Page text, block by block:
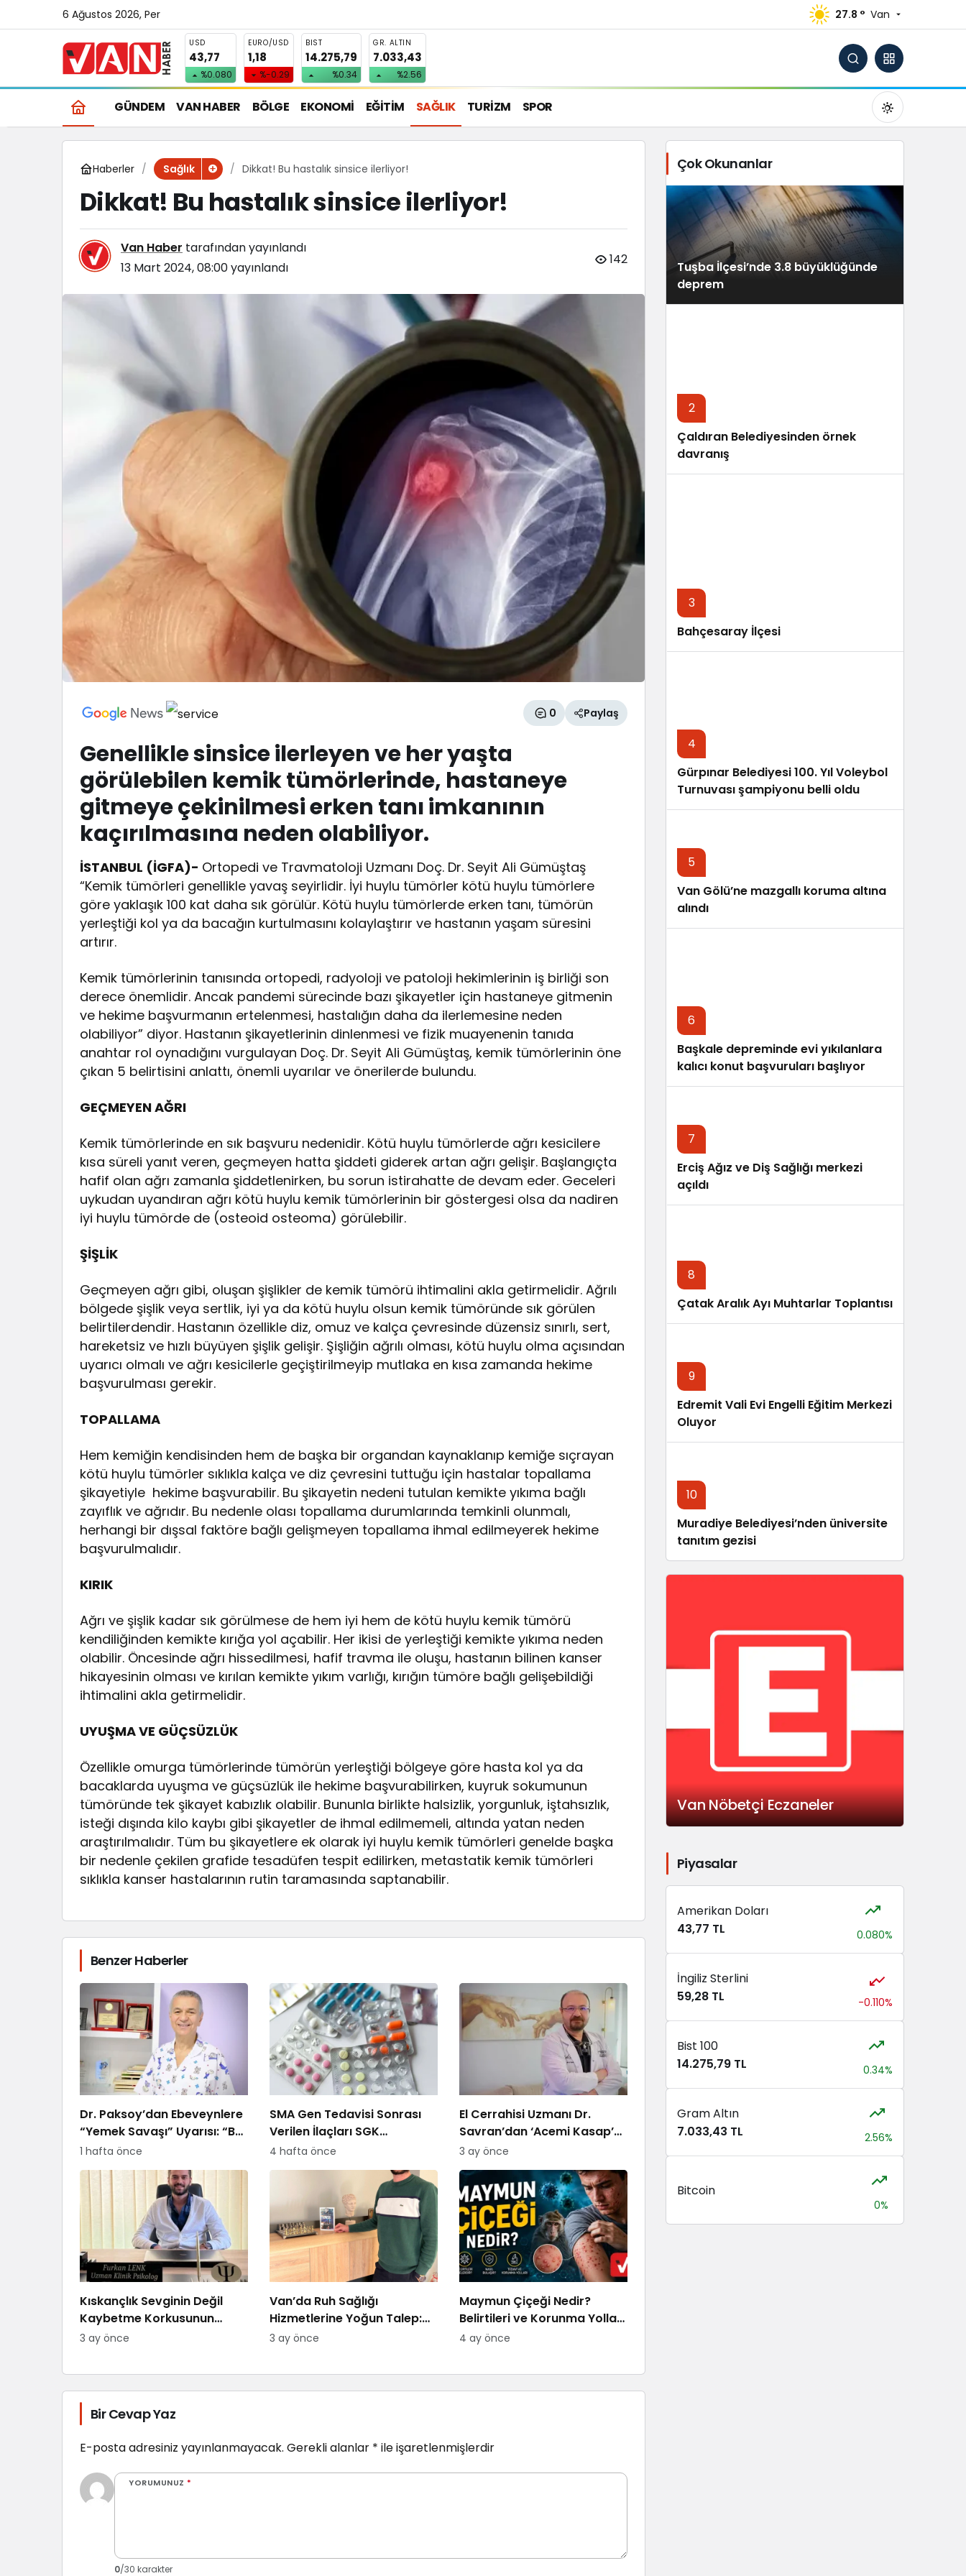
6 Ağustos 2026, Per 27.8 ° Van
USD
43,77
%0.080
EURO/USD
1,18
%-0.29
BIST
14.275,79
%0.34
GR. ALTIN
7.033,43
%2.56
GÜNDEM VAN HABER BÖLGE EKONOMİ EĞİTİM SAĞLIK TURİZM SPOR
Gündüz Modu
Gündüz modunu seçin.
Haberler Sağlık Dikkat! Bu hastalık sinsice ilerliyor!
Dikkat! Bu hastalık sinsice ilerliyor!
Van Haber tarafından yayınlandı
13 Mart 2024, 08:00yayınlandı
142
0 Paylaş
Genellikle sinsice ilerleyen ve her yaşta
görülebilen kemik tümörlerinde, hastaneye
gitmeye çekinilmesi erken tanı imkanının
kaçırılmasına neden olabiliyor.
İSTANBUL (İGFA)- Ortopedi ve Travmatoloji Uzmanı Doç. Dr. Seyit Ali Gümüştaş
“Kemik tümörleri genellikle yavaş seyirlidir. İyi huylu tümörler kötü huylu tümörlere
göre yaklaşık 100 kat daha sık görülür. Kötü huylu tümörlerde erken tanı, tümörün
yerleştiği kol ya da bacağın kurtulmasını kolaylaştırır ve hastanın yaşam süresini
artırır.
Kemik tümörlerinin tanısında ortopedi, radyoloji ve patoloji hekimlerinin iş birliği son
derece önemlidir. Ancak pandemi sürecinde bazı şikayetler için hastaneye gitmenin
ve hekime başvurmanın ertelenmesi, hastalığın daha da ilerlemesine neden
olabiliyor” diyor. Hastanın şikayetlerinin dinlenmesi ve fizik muayenenin tanıda
anahtar rol oynadığını vurgulayan Doç. Dr. Seyit Ali Gümüştaş, kemik tümörlerinin öne
çıkan 5 belirtisini anlattı, önemli uyarılar ve önerilerde bulundu.
GEÇMEYEN AĞRI
Kemik tümörlerinde en sık başvuru nedenidir. Kötü huylu tümörlerde ağrı kesicilere
kısa süreli yanıt veren, geçmeyen hatta şiddeti giderek artan ağrı gelişir. Başlangıçta
hafif olan ağrı zamanla şiddetlenirken, bu sorun istirahatte de devam eder. Geceleri
uykudan uyandıran ağrı kötü huylu kemik tümörlerinin bir göstergesi olsa da nadiren
iyi huylu tümörde de (osteoid osteoma) görülebilir.
ŞİŞLİK
Geçmeyen ağrı gibi, oluşan şişlikler de kemik tümörü ihtimalini akla getirmelidir. Ağrılı
bölgede şişlik veya sertlik, iyi ya da kötü huylu olsun kemik tümöründe sık görülen
belirtilerdendir. Hastanın özellikle diz, omuz ve kalça çevresinde düzensiz sınırlı, sert,
hareketsiz ve hızlı büyüyen şişlik gelişir. Şişliğin ağrılı olması, kötü huylu olma açısından
uyarıcı olmalı ve ağrı kesicilerle geçiştirilmeyip mutlaka en kısa zamanda hekime
başvurulması gerekir.
TOPALLAMA
Hem kemiğin kendisinden hem de başka bir organdan kaynaklanıp kemiğe sıçrayan
kötü huylu tümörler sıklıkla kalça ve diz çevresini tuttuğu için hastalar topallama
şikayetiyle hekime başvurabilir. Bu şikayetin nedeni tutulan kemikte yıkıma bağlı
zayıflık ve ağrıdır. Bu nedenle olası topallama durumlarında temkinli olunmalı,
herhangi bir dışsal faktöre bağlı gelişmeyen topallama ihmal edilmeyerek hekime
başvurulmalıdır.
KIRIK
Ağrı ve şişlik kadar sık görülmese de hem iyi hem de kötü huylu kemik tümörü
kendiliğinden kemikte kırığa yol açabilir. Her ikisi de yerleştiği kemikte yıkıma neden
olabilir. Öncesinde ağrı hissedilmesi, hafif travma ile oluşu, hastanın bilinen kanser
hikayesinin olması ve kırılan kemikte yıkım varlığı, kırığın tümöre bağlı gelişebildiği
ihtimalini akla getirmelidir.
UYUŞMA VE GÜÇSÜZLÜK
Özellikle omurga tümörlerinde tümörün yerleştiği bölgeye göre hasta kol ya da
bacaklarda uyuşma ve güçsüzlük ile hekime başvurabilirken, kuyruk sokumunun
tümöründe tek şikayet kabızlık olabilir. Bununla birlikte halsizlik, yorgunluk, iştahsızlık,
isteği dışında kilo kaybı gibi şikayetler de ihmal edilmemeli, altında yatan neden
araştırılmalıdır. Tüm bu şikayetlere ek olarak iyi huylu kemik tümörleri genelde başka
bir nedenle çekilen grafide tesadüfen tespit edilirken, metastatik kemik tümörleri
sıklıkla kanser hastalarının rutin taramasında saptanabilir.
Benzer Haberler
Dr. Paksoy’dan Ebeveynlere
“Yemek Savaşı” Uyarısı: “B
Planı Sunmayın, Kararlı
Olun”
1 hafta önce
SMA Gen Tedavisi Sonrası
Verilen İlaçları SGK
Ödemeyecek!
4 hafta önce
El Cerrahisi Uzmanı Dr.
Savran’dan ‘Acemi Kasap’
Uyarısı!
3 ay önce
Kıskançlık Sevginin Değil
Kaybetme Korkusunun
Göstergesidir: Uzman
3 ay önce
Van’da Ruh Sağlığı
Hizmetlerine Yoğun Talep:
“Randevu Bulmakta
3 ay önce
Maymun Çiçeği Nedir?
Belirtileri ve Korunma Yolları
2026
4 ay önce
Bir Cevap Yaz
E-posta adresiniz yayınlanmayacak. Gerekli alanlar * ile işaretlenmişlerdir
YORUMUNUZ *
0/30 karakter
Çok Okunanlar
Tuşba İlçesi’nde 3.8 büyüklüğünde
deprem
2
Çaldıran Belediyesinden örnek
davranış
3
Bahçesaray İlçesi
4
Gürpınar Belediyesi 100. Yıl Voleybol
Turnuvası şampiyonu belli oldu
5
Van Gölü’ne mazgallı koruma altına
alındı
6
Başkale depreminde evi yıkılanlara
kalıcı konut başvuruları başlıyor
7
Erciş Ağız ve Diş Sağlığı merkezi
açıldı
8
Çatak Aralık Ayı Muhtarlar Toplantısı
9
Edremit Vali Evi Engelli Eğitim Merkezi
Oluyor
10
Muradiye Belediyesi’nden üniversite
tanıtım gezisi
Van Nöbetçi Eczaneler
Piyasalar
Amerikan Doları
43,77 TL
0.080%
İngiliz Sterlini
59,28 TL
-0.110%
Bist 100
14.275,79 TL
0.34%
Gram Altın
7.033,43 TL
2.56%
Bitcoin
0%